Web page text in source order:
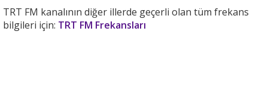
TRT FM kanalının diğer illerde geçerli olan tüm frekans
bilgileri için: TRT FM Frekansları